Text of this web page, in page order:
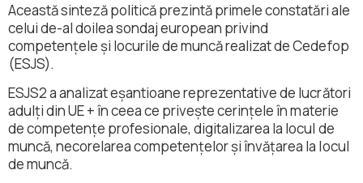
Această sinteză politică prezintă primele constatări ale
celui de-al doilea sondaj european privind
competențele și locurile de muncă realizat de Cedefop
(ESJS).
ESJS2 a analizat eșantioane reprezentative de lucrători
adulți din UE + în ceea ce privește cerințele în materie
de competențe profesionale, digitalizarea la locul de
muncă, necorelarea competențelor și învățarea la locul
de muncă.